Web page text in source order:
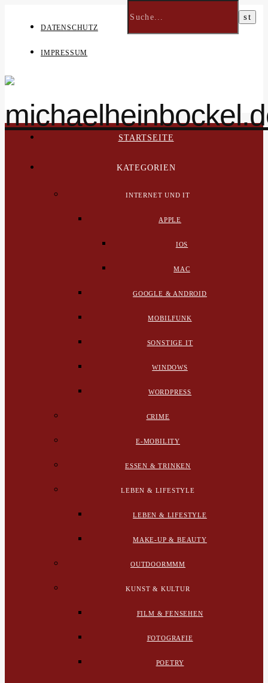
DATENSCHUTZ
IMPRESSUM
STARTSEITE
KATEGORIEN
INTERNET UND IT
APPLE
IOS
MAC
GOOGLE & ANDROID
MOBILFUNK
SONSTIGE IT
WINDOWS
WORDPRESS
CRIME
E-MOBILITY
ESSEN & TRINKEN
LEBEN & LIFESTYLE
LEBEN & LIFESTYLE
MAKE-UP & BEAUTY
OUTDOORMMM
KUNST & KULTUR
FILM & FENSEHEN
FOTOGRAFIE
POETRY